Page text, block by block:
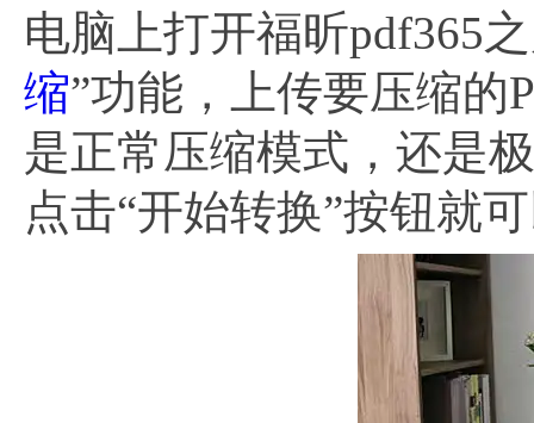
电脑上打开福昕pdf365
缩”功能，上传要压缩的
是正常压缩模式，还是
点击“开始转换”按钮就